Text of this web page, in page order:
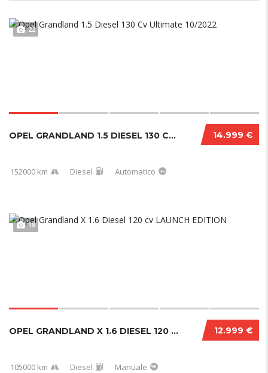
22
14.999 €
OPEL GRANDLAND 1.5 DIESEL 130 CV ULTIMATE 10...
152000 km Diesel Automatico
18
12.999 €
OPEL GRANDLAND X 1.6 DIESEL 120 CV LAUNCH ED...
105000 km Diesel Manuale